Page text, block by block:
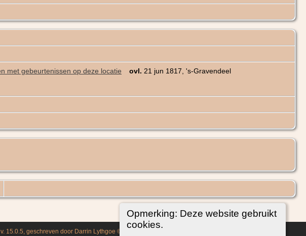
Opmerking: Deze website gebruikt
cookies.
ovl. 21 jun 1817, 's-Gravendeel
v. 15.0.5, geschreven door Darrin Lythgoe © 2001-2026.